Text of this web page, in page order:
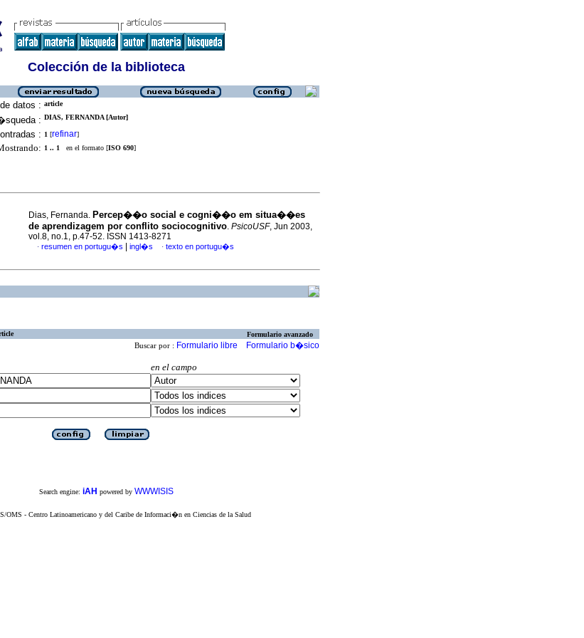
Colección de la biblioteca
datos : article
: DIAS, FERNANDA [Autor]
: 1 [refinar]
1 .. 1 en el formato [ISO 690]
Dias, Fernanda. Percep��o social e cogni��o em situa��es
de aprendizagem por conflito sociocognitivo. PsicoUSF, Jun 2003,
vol.8, no.1, p.47-52. ISSN 1413-8271
· resumen en portugu�s ingl�s · texto en portugu�s
Formulario avanzado
Buscar por : Formulario libre Formulario b�sico
en el campo
Search engine: iAH powered by WWWISIS
OMS - Centro Latinoamericano y del Caribe de Informaci�n en Ciencias de la Salud